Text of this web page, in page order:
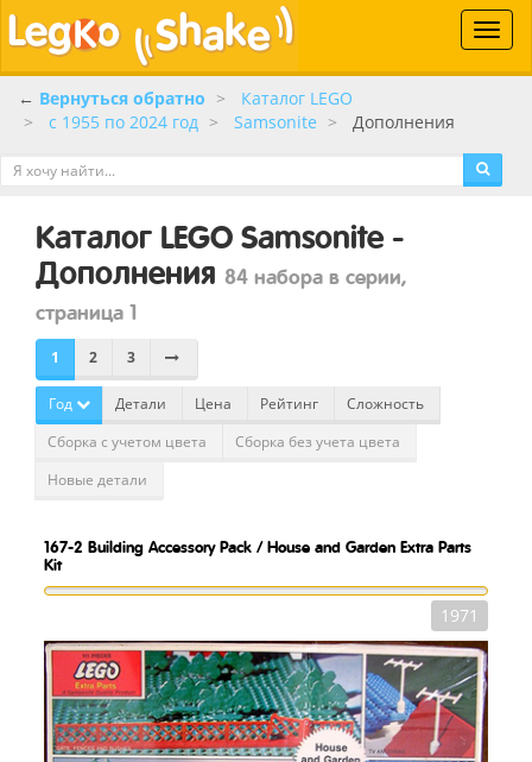
Toggle
← Вернуться обратно
Каталог LEGO
c 1955 по 2024 год
Samsonite Дополнения
Каталог LEGO Samsonite -
Дополнения 84 набора в серии,
страница 1
1 2 3
Год Детали Цена Рейтинг
Сложность
Сборка с учетом цвета
Сборка без учета цвета
Новые детали
167-2 Building Accessory Pack / House and Garden Extra Parts
Kit
1971